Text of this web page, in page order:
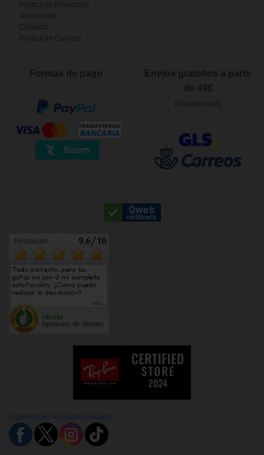
Política de Privacidad
Aviso Legal
Contacto
Política de Cookies
Formas de pago
Envíos gratuitos a partir
de 49€
(Excepto Islas)
Síguenos en las Redes Sociales